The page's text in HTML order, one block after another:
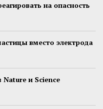
на опасность
вместо электрода
и Science